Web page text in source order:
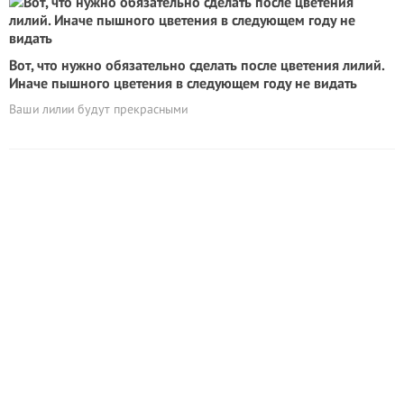
Вот, что нужно обязательно сделать после цветения лилий.
Иначе пышного цветения в следующем году не видать
Ваши лилии будут прекрасными